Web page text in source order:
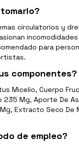
circulatorios y
para
componentes?
Micelio, Cuerpo
235 Mg, Aporte De
Extracto Seco De
de empleo?